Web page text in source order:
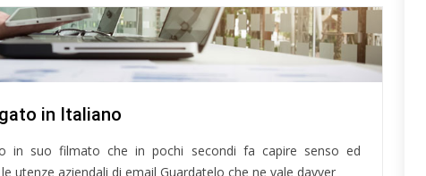
in Italiano
in suo filmato che in pochi secondi fa capire senso ed
utenze aziendali di email Guardatelo che ne vale davver